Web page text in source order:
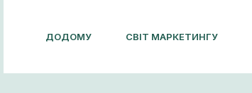
ДОДОМУ СВІТ МАРКЕТИНГУ